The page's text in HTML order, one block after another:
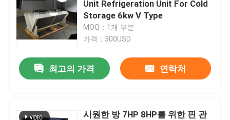
Unit Refrigeration Unit For Cold
Storage 6kw V Type
MOQ：1개 부분
가격：300USD
최고의 가격 연락처
시원한 방 7HP 8HP를 위한 핀 관